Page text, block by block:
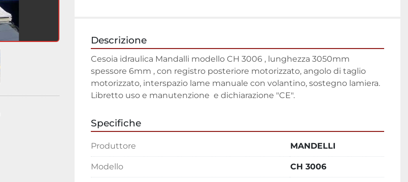
Descrizione
Cesoia idraulica Mandalli modello CH 3006 , lunghezza 3050mm
spessore 6mm , con registro posteriore motorizzato, angolo di taglio
motorizzato, interspazio lame manuale con volantino, sostegno lamiera.
Libretto uso e manutenzione  e dichiarazione "CE".
Specifiche
Produttore MANDELLI
Modello CH 3006